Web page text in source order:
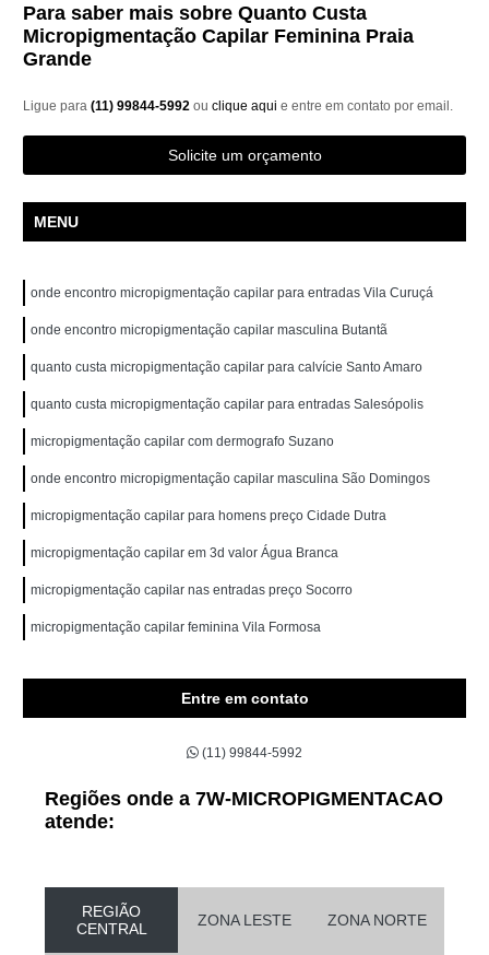
Para saber mais sobre Quanto Custa
Micropigmentação Capilar Feminina Praia
Grande
Ligue para(11) 99844-5992ouclique aqui e entre em contato por email.
Solicite um orçamento
MENU
onde encontro micropigmentação capilar para entradas Vila Curuçá
onde encontro micropigmentação capilar masculina Butantã
quanto custa micropigmentação capilar para calvície Santo Amaro
quanto custa micropigmentação capilar para entradas Salesópolis
micropigmentação capilar com dermografo Suzano
onde encontro micropigmentação capilar masculina São Domingos
micropigmentação capilar para homens preço Cidade Dutra
micropigmentação capilar em 3d valor Água Branca
micropigmentação capilar nas entradas preço Socorro
micropigmentação capilar feminina Vila Formosa
Entre em contato
(11) 99844-5992
Regiões onde a 7W-MICROPIGMENTACAO
atende:
REGIÃO
CENTRAL
ZONA LESTE ZONA NORTE